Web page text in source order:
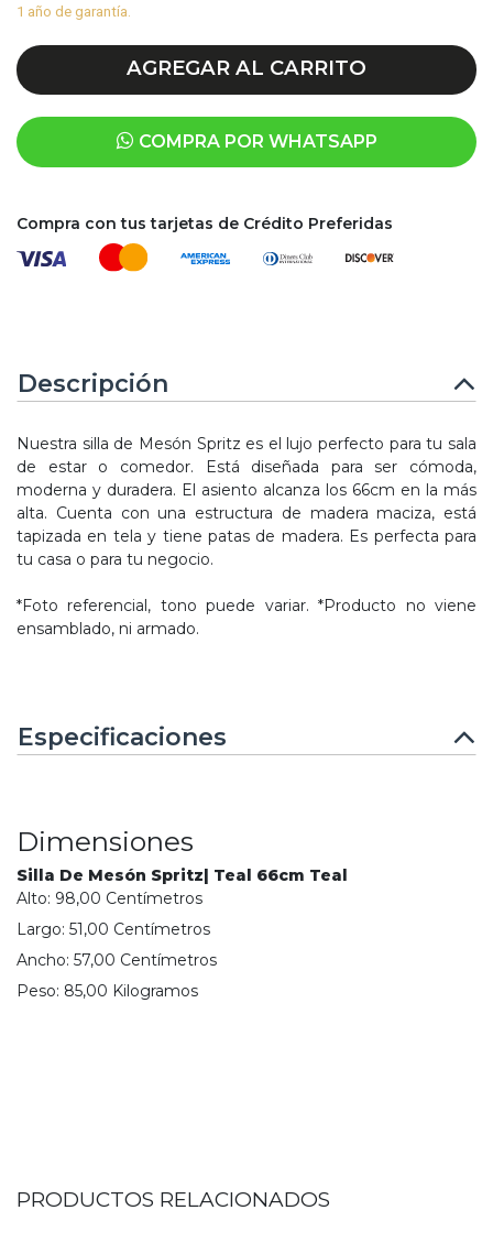
1 año de garantía.
AGREGAR AL CARRITO
COMPRA POR WHATSAPP
Compra con tus tarjetas de Crédito Preferidas
Descripción
Nuestra silla de Mesón Spritz es el lujo perfecto para tu sala
de estar o comedor. Está diseñada para ser cómoda,
moderna y duradera. El asiento alcanza los 66cm en la más
alta. Cuenta con una estructura de madera maciza, está
tapizada en tela y tiene patas de madera. Es perfecta para
tu casa o para tu negocio.
*Foto referencial, tono puede variar. *Producto no viene
ensamblado, ni armado.
Especificaciones
Dimensiones
Silla De Mesón Spritz| Teal 66cm Teal
Alto: 98,00 Centímetros
Largo: 51,00 Centímetros
Ancho: 57,00 Centímetros
Peso: 85,00 Kilogramos
PRODUCTOS RELACIONADOS